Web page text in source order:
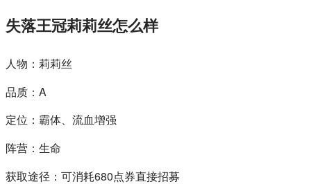
失落王冠莉莉丝怎么样
人物：莉莉丝
品质：A
定位：霸体、流血增强
阵营：生命
获取途径：可消耗680点券直接招募